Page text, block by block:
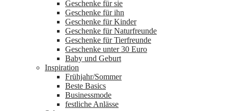
Geschenke für sie
Geschenke für ihn
Geschenke für Kinder
Geschenke für Naturfreunde
Geschenke für Tierfreunde
Geschenke unter 30 Euro
Baby und Geburt
Inspiration
Frühjahr/Sommer
Beste Basics
Businessmode
festliche Anlässe